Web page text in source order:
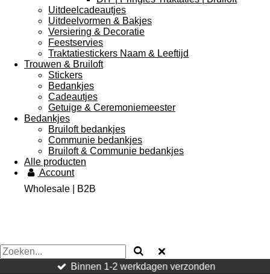
Uitdeelcadeautjes
Uitdeelvormen & Bakjes
Versiering & Decoratie
Feestservies
Traktatiestickers Naam & Leeftijd
Trouwen & Bruiloft
Stickers
Bedankjes
Cadeautjes
Getuige & Ceremoniemeester
Bedankjes
Bruiloft bedankjes
Communie bedankjes
Bruiloft & Communie bedankjes
Alle producten
Account
Wholesale | B2B
Binnen 1-2 werkdagen verzonden